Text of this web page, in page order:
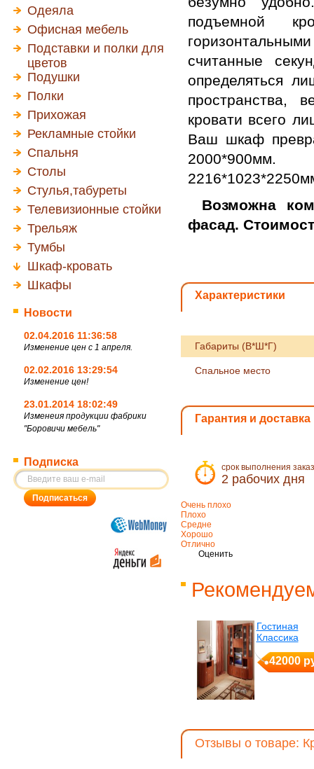
Одеяла
Офисная мебель
Подставки и полки для
цветов
Подушки
Полки
Прихожая
Рекламные стойки
Спальня
Столы
Стулья,табуреты
Телевизионные стойки
Трельяж
Тумбы
Шкаф-кровать
Шкафы
Новости
02.04.2016 11:36:58
Изменение цен с 1 апреля.
02.02.2016 13:29:54
Изменение цен!
23.01.2014 18:02:49
Изменеия продукции фабрики
"Боровичи мебель"
Подписка
подъемной
считанные
определяться
пространства,
кровати всего
Ваш шкаф
2000*900мм.
Возможна
фасад.
Характеристики
Габариты (В*Ш*Г)
Спальное место
Гарантия и доставка
срок выполнения
2 рабочих дня
Очень плохо
Плохо
Средне
Хорошо
Отлично
Оценить
Гостиная
Классика
42000
Отзывы о товаре: